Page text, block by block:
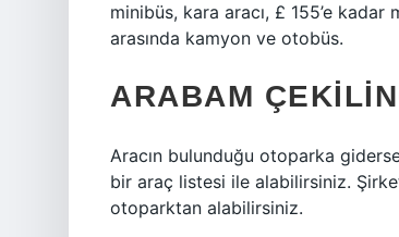
minibüs, kara aracı, £ 155’e
arasında kamyon ve otobüs.
ARABAM
Aracın bulunduğu otoparka
bir araç listesi ile alabilirsiniz.
otoparktan alabilirsiniz.